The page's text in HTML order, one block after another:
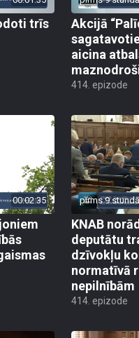
trīs
Akcijā
aicina
414. epizode
00:02:35 pirms 9
KNAB
deputātu
dzīvokļu
normatīvā
nepilnībām
414. epizode